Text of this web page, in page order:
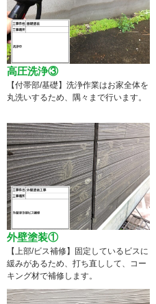
高圧洗浄③
【付帯部/基礎】洗浄作業はお家全体を
丸洗いするため、隅々まで行います。
外壁塗装①
【上部/ビス補修】固定しているビスに
緩みがあるため、打ち直しして、コー
キング材で補修します。